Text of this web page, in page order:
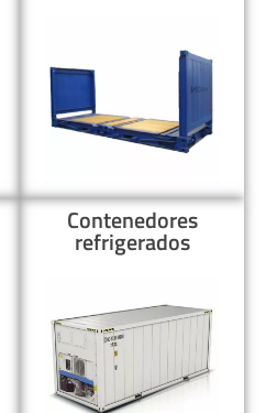
Contenedores
refrigerados